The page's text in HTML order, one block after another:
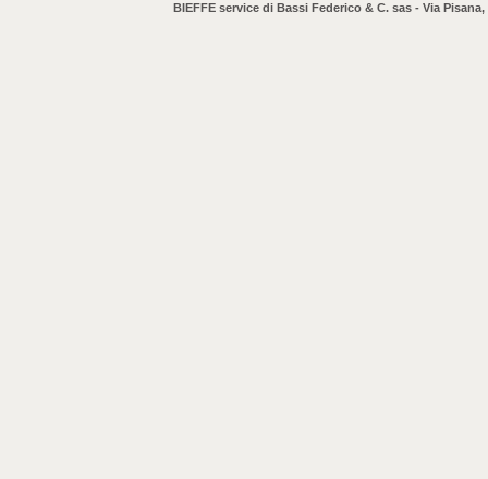
BIEFFE service di Bassi Federico & C. sas - Via